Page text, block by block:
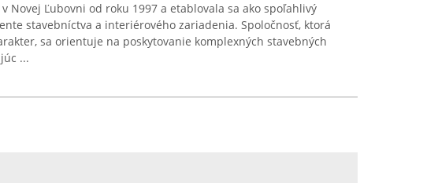
Novej Ľubovni od roku 1997 a etablovala sa ako spoľahlivý
stavebníctva a interiérového zariadenia. Spoločnosť, ktorá
sa orientuje na poskytovanie komplexných stavebných
...